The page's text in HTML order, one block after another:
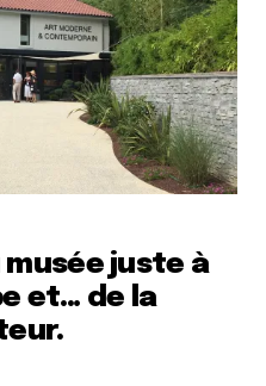
juste à
et… de la